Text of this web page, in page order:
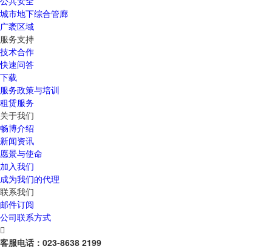
城市地下综合管廊
广袤区域
服务支持
技术合作
快速问答
下载
服务政策与培训
租赁服务
关于我们
畅博介绍
新闻资讯
愿景与使命
加入我们
成为我们的代理
联系我们
邮件订阅
公司联系方式

客服电话： 023-8638 2199